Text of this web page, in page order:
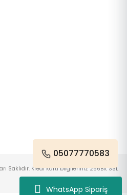
WhatsApp Sipariş
05077770583
Saklıdır. Kredi kartı bilgileriniz 256Bit SSL